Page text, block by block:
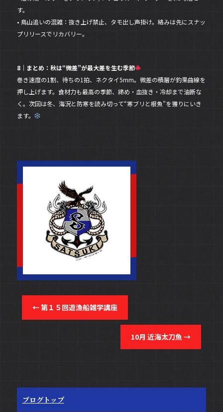
す。
• 鳥山追いの混雑：抜き上げ禁止、タモ出し声掛け。絡みは先にスナッ
プリリースでリカバリー。
8｜まとめ：秋は“微差”が最大差を生む季節
巻き速度の1割、待ちの1拍、ネクタイ5mm。微差の積層が釣果曲線を
押し上げます。食材力も最高の季節、締め・血抜き・冷却まで油断な
く。次回は冬、海況と防寒を読み切って“寒ブリと根魚”を獲りにいき
ます。
←第１５回遊漁船雑学講座
10月 近海太刀魚→
ブログトップ